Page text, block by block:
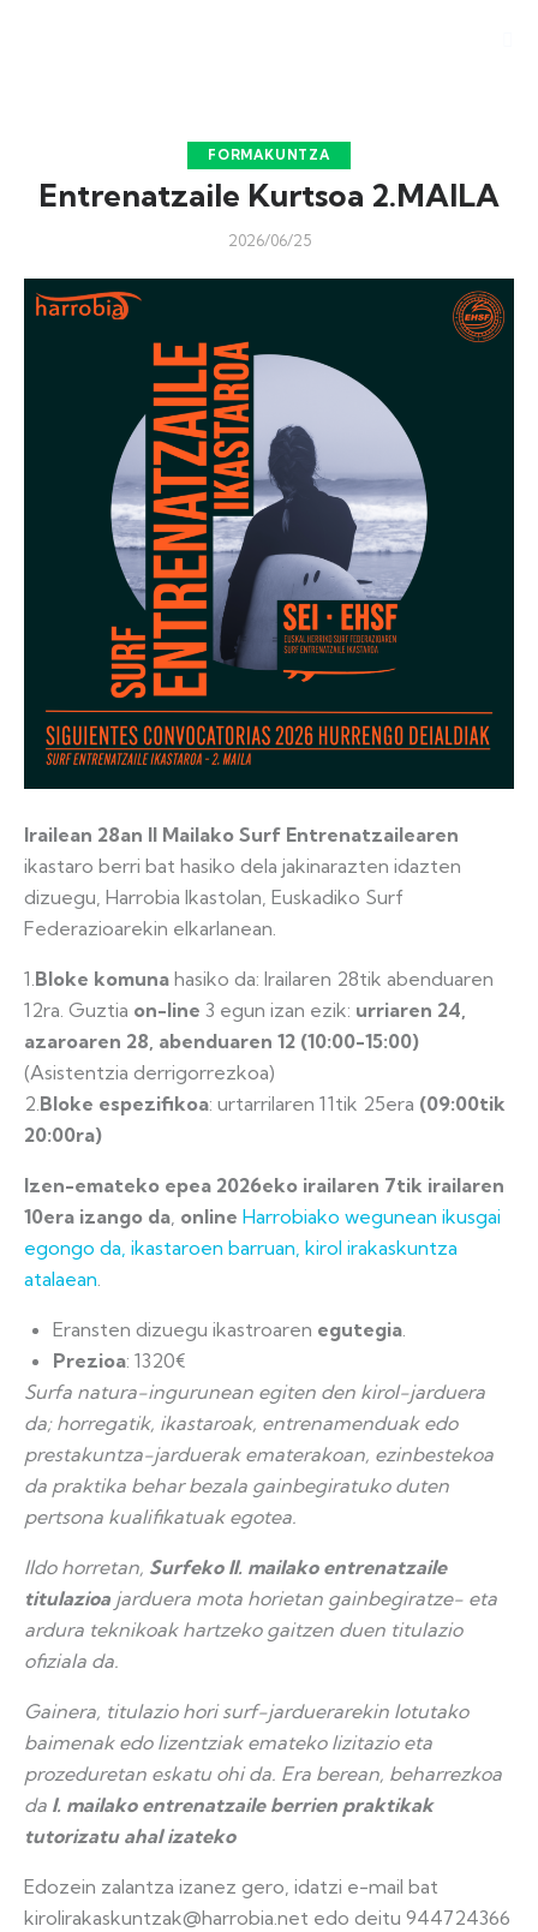
FORMAKUNTZA
Entrenatzaile Kurtsoa 2.MAILA
2026/06/25
Irailean 28an II Mailako Surf Entrenatzailearen
ikastaro berri bat hasiko dela jakinarazten idazten
dizuegu, Harrobia Ikastolan, Euskadiko Surf
Federazioarekin elkarlanean.
1.Bloke komuna hasiko da: Irailaren 28tik abenduaren
12ra. Guztia on-line 3 egun izan ezik: urriaren 24,
azaroaren 28, abenduaren 12 (10:00-15:00)
(Asistentzia derrigorrezkoa)
2.Bloke espezifikoa: urtarrilaren 11tik 25era (09:00tik
20:00ra)
Izen-emateko epea 2026eko irailaren 7tik irailaren
10era izango da, online Harrobiako wegunean ikusgai
egongo da, ikastaroen barruan, kirol irakaskuntza
atalaean.
Eransten dizuegu ikastroaren egutegia.
Prezioa: 1320€
Surfa natura-ingurunean egiten den kirol-jarduera
da; horregatik, ikastaroak, entrenamenduak edo
prestakuntza-jarduerak ematerakoan, ezinbestekoa
da praktika behar bezala gainbegiratuko duten
pertsona kualifikatuak egotea.
Ildo horretan, Surfeko II. mailako entrenatzaile
titulazioa jarduera mota horietan gainbegiratze- eta
ardura teknikoak hartzeko gaitzen duen titulazio
ofiziala da.
Gainera, titulazio hori surf-jarduerarekin lotutako
baimenak edo lizentziak emateko lizitazio eta
prozeduretan eskatu ohi da. Era berean, beharrezkoa
da I. mailako entrenatzaile berrien praktikak
tutorizatu ahal izateko
Edozein zalantza izanez gero, idatzi e-mail bat
kirolirakaskuntzak@harrobia.net edo deitu 944724366